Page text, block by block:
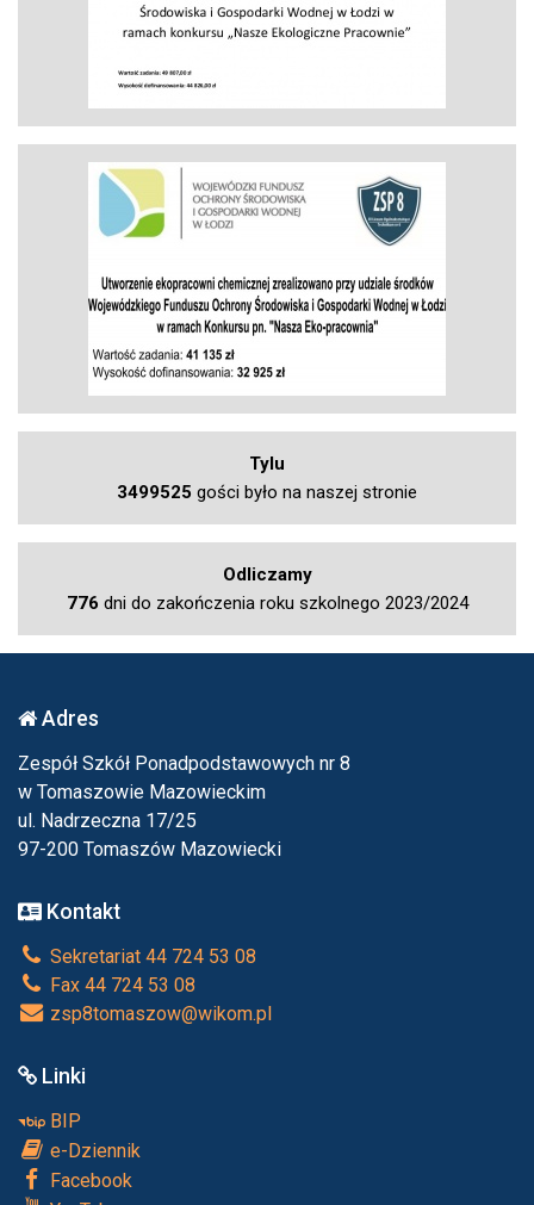
Tylu
3499525 gości było na naszej stronie
Odliczamy
776 dni do zakończenia roku szkolnego 2023/2024
Adres
Zespół Szkół Ponadpodstawowych nr 8
w Tomaszowie Mazowieckim
ul. Nadrzeczna 17/25
97-200 Tomaszów Mazowiecki
Kontakt
Sekretariat 44 724 53 08
Fax 44 724 53 08
zsp8tomaszow@wikom.pl
Linki
BIP
e-Dziennik
Facebook